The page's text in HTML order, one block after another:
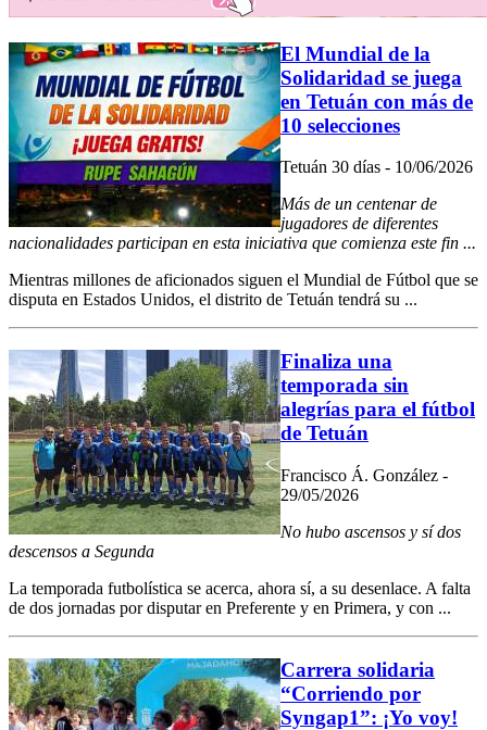
El Mundial de la
Solidaridad se juega
en Tetuán con más de
10 selecciones
Tetuán 30 días - 10/06/2026
Más de un centenar de
jugadores de diferentes
nacionalidades participan en esta iniciativa que comienza este fin ...
Mientras millones de aficionados siguen el Mundial de Fútbol que se
disputa en Estados Unidos, el distrito de Tetuán tendrá su ...
Finaliza una
temporada sin
alegrías para el fútbol
de Tetuán
Francisco Á. González -
29/05/2026
No hubo ascensos y sí dos
descensos a Segunda
La temporada futbolística se acerca, ahora sí, a su desenlace. A falta
de dos jornadas por disputar en Preferente y en Primera, y con ...
Carrera solidaria
“Corriendo por
Syngap1”: ¡Yo voy!